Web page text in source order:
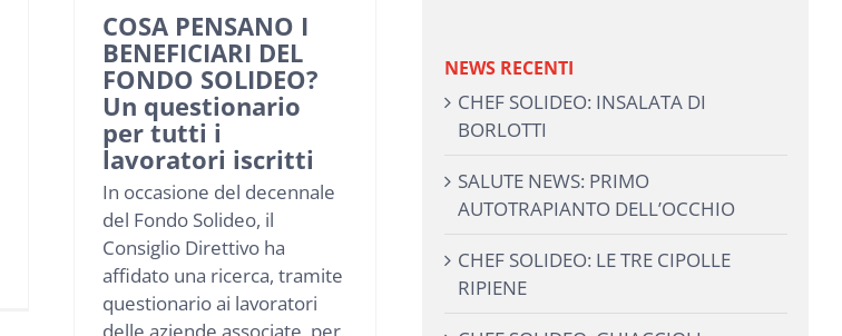
COSA PENSANO I
BENEFICIARI DEL
FONDO SOLIDEO?
Un questionario
per tutti i
lavoratori iscritti
In occasione del decennale
del Fondo Solideo, il
Consiglio Direttivo ha
affidato una ricerca, tramite
questionario ai lavoratori
NEWS RECENTI
CHEF SOLIDEO: INSALATA DI
BORLOTTI
SALUTE NEWS: PRIMO
AUTOTRAPIANTO DELL’OCCHIO
CHEF SOLIDEO: LE TRE CIPOLLE
RIPIENE